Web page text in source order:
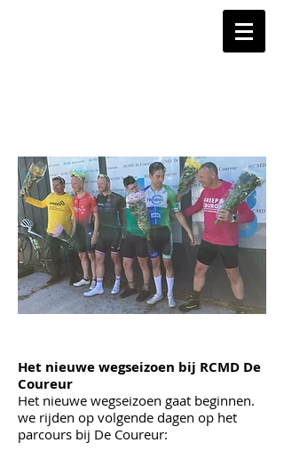
Het nieuwe wegseizoen bij RCMD De
Coureur
​Het nieuwe wegseizoen gaat beginnen.
we rijden op volgende dagen op het
parcours bij De Coureur: